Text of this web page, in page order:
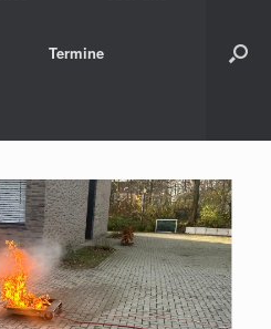
Termine